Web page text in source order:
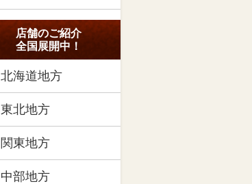
店舗のご紹介
全国展開中！
北海道地方
東北地方
関東地方
中部地方